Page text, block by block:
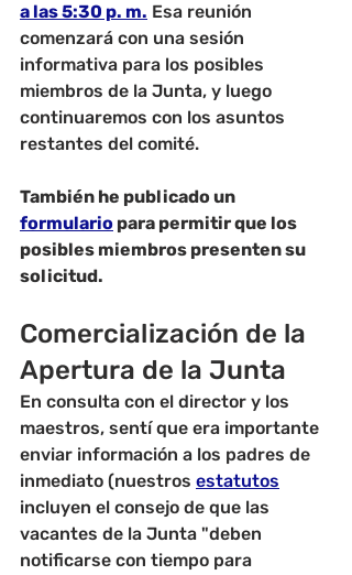
a las 5:30 p. m. Esa reunión
comenzará con una sesión
informativa para los posibles
miembros de la Junta, y luego
continuaremos con los asuntos
restantes del comité.
También he publicado un
formulario para permitir que los
posibles miembros presenten su
solicitud.
Comercialización de la
Apertura de la Junta
En consulta con el director y los
maestros, sentí que era importante
enviar información a los padres de
inmediato (nuestros estatutos
incluyen el consejo de que las
vacantes de la Junta "deben
notificarse con tiempo para